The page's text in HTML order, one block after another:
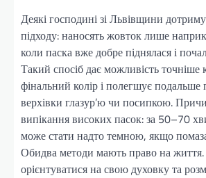
Деякі господині зі Львівщини
підходу: наносять жовток лише
коли паска вже добре піднялася і
Такий спосіб дає можливість точніше
фінальний колір і полегшує
верхівки глазур’ю чи посипкою.
випікання високих пасок: за 50–70
може стати надто темною, якщо
Обидва методи мають право на
орієнтуватися на свою духовку та